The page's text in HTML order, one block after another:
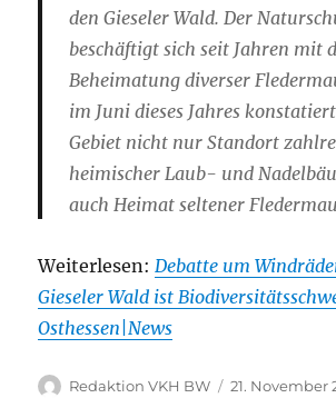
den Gieseler Wald. Der
beschäftigt sich seit Jahren mit
Beheimatung diverser
im Juni dieses Jahres
Gebiet nicht nur Standort
heimischer Laub- und
auch Heimat seltener
Weiterlesen:Debatte um
Gieseler Wald ist
Osthessen|News
Autor
Redaktion VKH BW
Veröffentlicht
21. November